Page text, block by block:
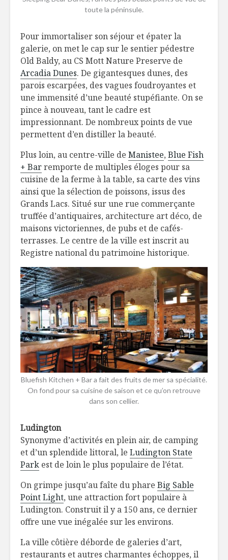
toute la péninsule.
Pour immortaliser son séjour et épater la
galerie, on met le cap sur le sentier pédestre
Old Baldy, au CS Mott Nature Preserve de
Arcadia Dunes. De gigantesques dunes, des
parois escarpées, des vagues foudroyantes et
une immensité d’une beauté stupéfiante. On se
pince à nouveau, tant le cadre est
impressionnant. De nombreux points de vue
permettent d’en distiller la beauté.
Plus loin, au centre-ville de Manistee, Blue Fish
+ Barremporte de multiples éloges pour sa
cuisine de la ferme à la table, sa carte des vins
ainsi que la sélection de poissons, issus des
Grands Lacs. Situé sur une rue commerçante
truffée d’antiquaires, architecture art déco, de
maisons victoriennes, de pubs et de cafés-
terrasses. Le centre de la ville est inscrit au
Registre national du patrimoine historique.
Bluefish Kitchen + Bar a fait des fruits de mer sa spécialité.
On fond pour sa cuisine de saison et ce qu’on retrouve
dans son cellier.
Ludington
Synonyme d’activités en plein air, de camping
et d’un splendide littoral, le Ludington State
Park est de loin le plus populaire de l’état.
On grimpe jusqu’au faîte du phare Big Sable
Point Light, une attraction fort populaire à
Ludington. Construit il y a 150 ans, ce dernier
offre une vue inégalée sur les environs.
La ville côtière déborde de galeries d’art,
restaurants et autres charmantes échoppes, il